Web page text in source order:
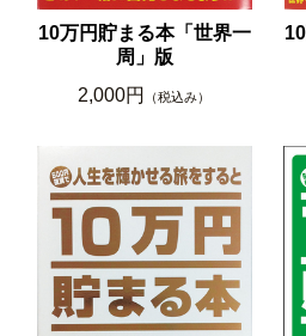
10万円貯まる本「世界一
周」版
2,000円
（税込み）